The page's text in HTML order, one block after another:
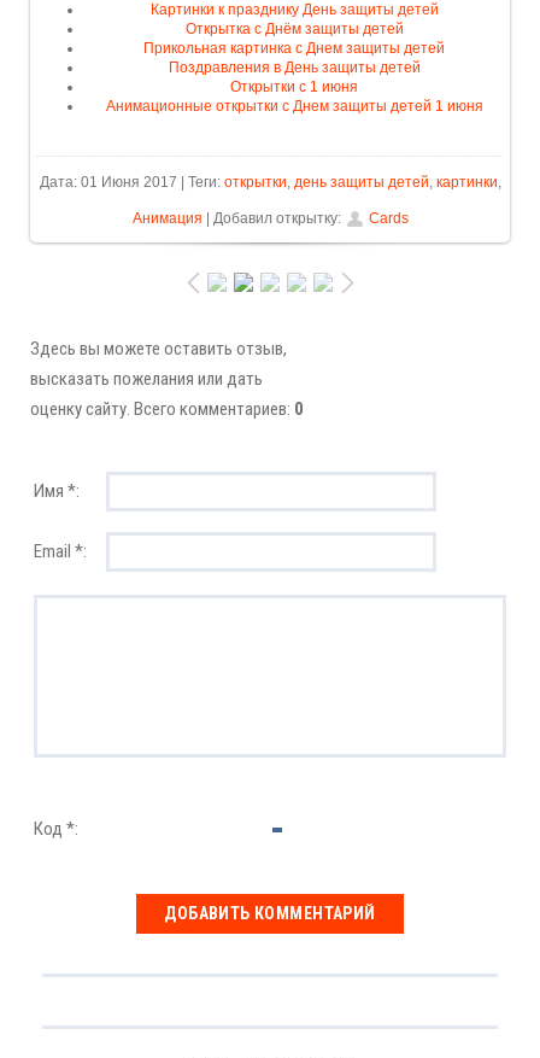
Картинки к празднику День защиты детей
Открытка с Днём защиты детей
Прикольная картинка с Днем защиты детей
Поздравления в День защиты детей
Открытки с 1 июня
Анимационные открытки с Днем защиты детей 1 июня
Дата: 01 Июня 2017 | Теги: открытки, день защиты детей, картинки,
Анимация | Добавил открытку: Cards
Здесь вы можете оставить отзыв,
высказать пожелания или дать
оценку сайту. Всего комментариев: 0
Имя *:
Email *:
Код *: